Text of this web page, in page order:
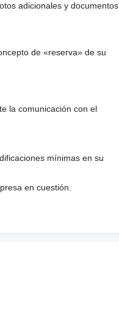
adicionales y documentos
de «reserva» de su
la comunicación con el
mínimas en su
en cuestión.